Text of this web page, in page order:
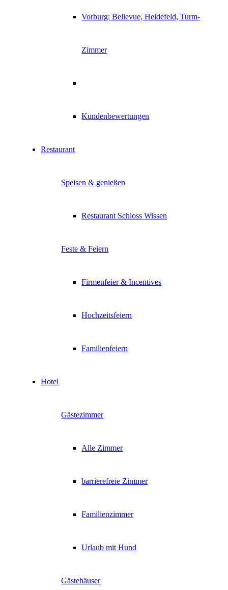
Vorburg: Bellevue, Heidefeld, Turm-
Zimmer
Kundenbewertungen
Restaurant
Speisen & genießen
Restaurant Schloss Wissen
Feste & Feiern
Firmenfeier & Incentives
Hochzeitsfeiern
Familienfeiern
Hotel
Gästezimmer
Alle Zimmer
barrierefreie Zimmer
Familienzimmer
Urlaub mit Hund
Gästehäuser